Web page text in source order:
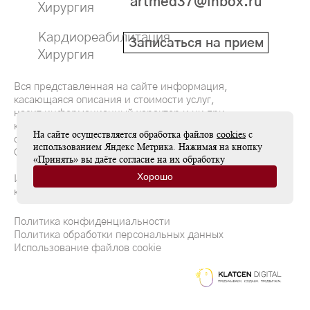
мочеиспусканию или, наоборот, отсутствие
позывов.
Процедуры помогают стимулировать
периферические и центральные отделы
нервной системы, благодаря чему активируются
обменные процессы в точке акупунктуры и на
центральном уровне. Благодаря широкому
спектру воздействия, в итоге, пациент
достигает физического и психического
благополучия.
Записаться на прием
Хирургия
Кардиореабилитация
Хирургия
Вся представленная на сайте информация,
касающаяся описания и стоимости услуг,
носит информационный характер и ни при
каких условиях не является публичной
офертой, определяемой положениями
Статьи 437(2) Гражданского кодекса РФ
Имеются противопоказания, необходима
консультация специалиста
Политика конфиденциальности
Политика обработки персональных данных
Использование файлов cookie
На сайте осуществляется обработка файлов cookies с
использованием Яндекс Метрика. Нажимая на кнопку
«Принять» вы даёте согласие на их обработку
Хорошо